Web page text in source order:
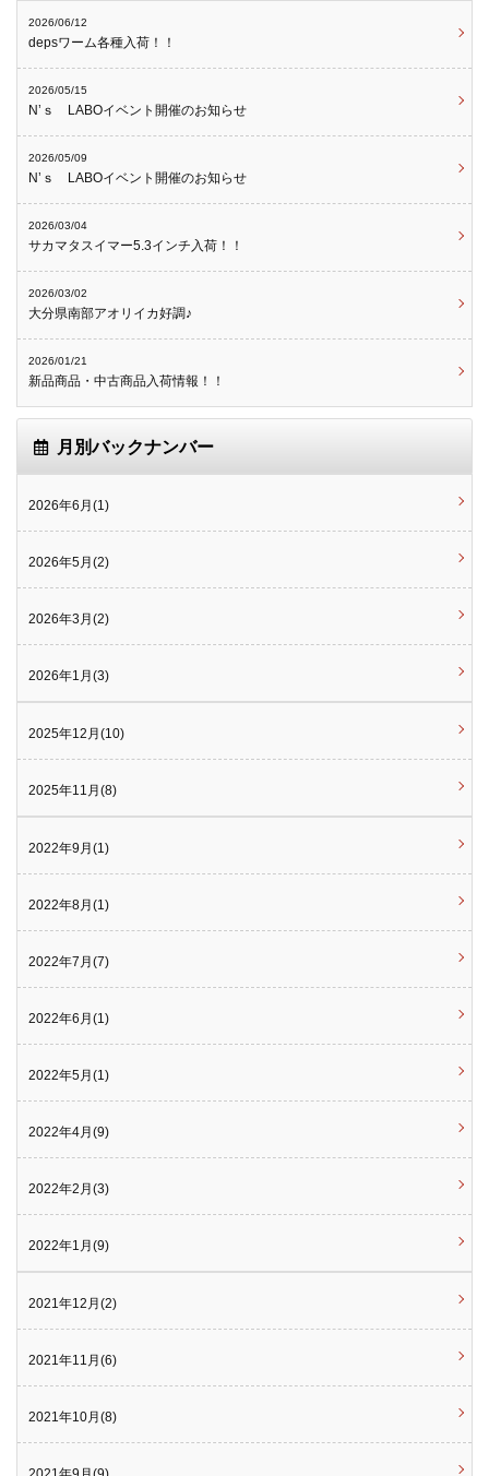
2026/06/12
depsワーム各種入荷！！
2026/05/15
N’ｓ LABOイベント開催のお知らせ
2026/05/09
N’ｓ LABOイベント開催のお知らせ
2026/03/04
サカマタスイマー5.3インチ入荷！！
2026/03/02
大分県南部アオリイカ好調♪
2026/01/21
新品商品・中古商品入荷情報！！
月別バックナンバー
2026年6月(1)
2026年5月(2)
2026年3月(2)
2026年1月(3)
2025年12月(10)
2025年11月(8)
2022年9月(1)
2022年8月(1)
2022年7月(7)
2022年6月(1)
2022年5月(1)
2022年4月(9)
2022年2月(3)
2022年1月(9)
2021年12月(2)
2021年11月(6)
2021年10月(8)